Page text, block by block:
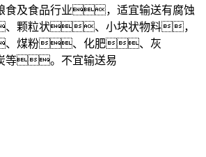
及食品行业，适宜输送有腐蚀
颗粒状、小块状物料，
、煤粉、化肥、灰
。不宜输送易